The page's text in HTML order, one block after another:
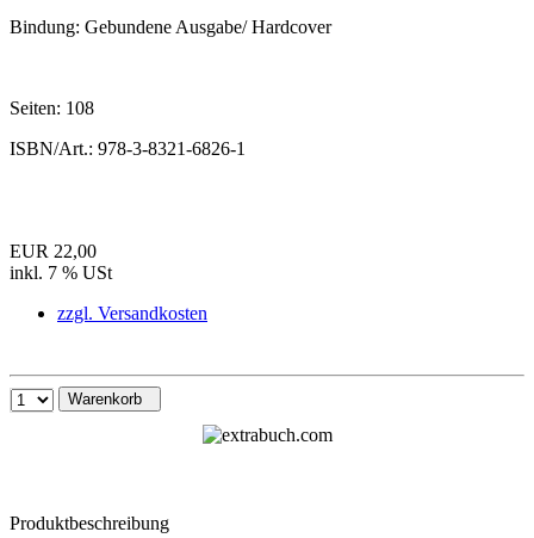
Bindung: Gebundene Ausgabe/ Hardcover
Seiten: 108
ISBN/Art.: 978-3-8321-6826-1
EUR 22,00
inkl. 7 % USt
zzgl. Versandkosten
Warenkorb
Produktbeschreibung